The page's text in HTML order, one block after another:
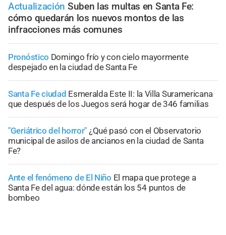
Actualización Suben las multas en Santa Fe:
cómo quedarán los nuevos montos de las
infracciones más comunes
Pronóstico Domingo frío y con cielo mayormente
despejado en la ciudad de Santa Fe
Santa Fe ciudad Esmeralda Este II: la Villa Suramericana
que después de los Juegos será hogar de 346 familias
"Geriátrico del horror" ¿Qué pasó con el Observatorio
municipal de asilos de ancianos en la ciudad de Santa
Fe?
Ante el fenómeno de El Niño El mapa que protege a
Santa Fe del agua: dónde están los 54 puntos de
bombeo